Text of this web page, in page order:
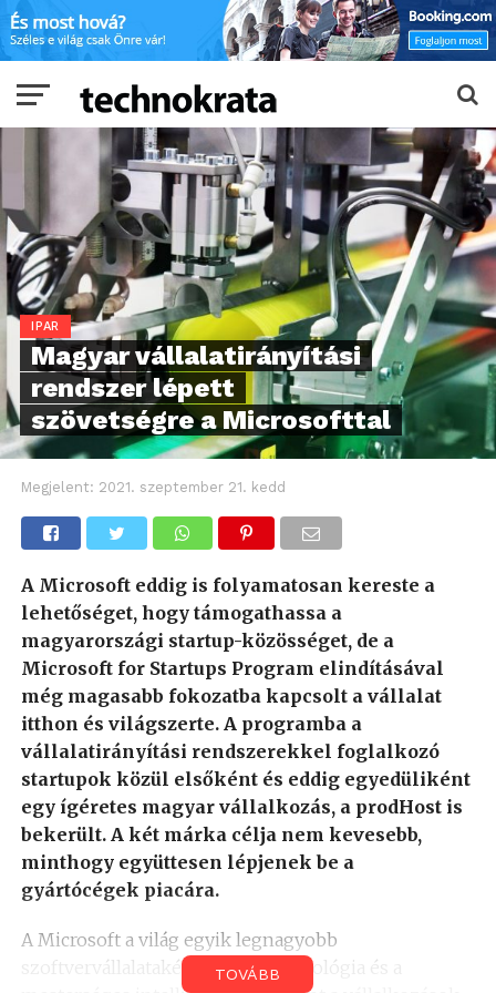
IPAR
Magyar vállalatirányítási
rendszer lépett
szövetségre a Microsofttal
Megjelent: 2021. szeptember 21. kedd
A Microsoft eddig is folyamatosan kereste a
lehetőséget, hogy támogathassa a
magyarországi startup-közösséget, de a
Microsoft for Startups Program elindításával
még magasabb fokozatba kapcsolt a vállalat
itthon és világszerte. A programba a
vállalatirányítási rendszerekkel foglalkozó
startupok közül elsőként és eddig egyedüliként
egy ígéretes magyar vállalkozás, a prodHost is
bekerült. A két márka célja nem kevesebb,
minthogy együttesen lépjenek be a
gyártócégek piacára.
A Microsoft a világ egyik legnagyobb
szoftvervállalataként a felhőtechnológia és a
TOVÁBB